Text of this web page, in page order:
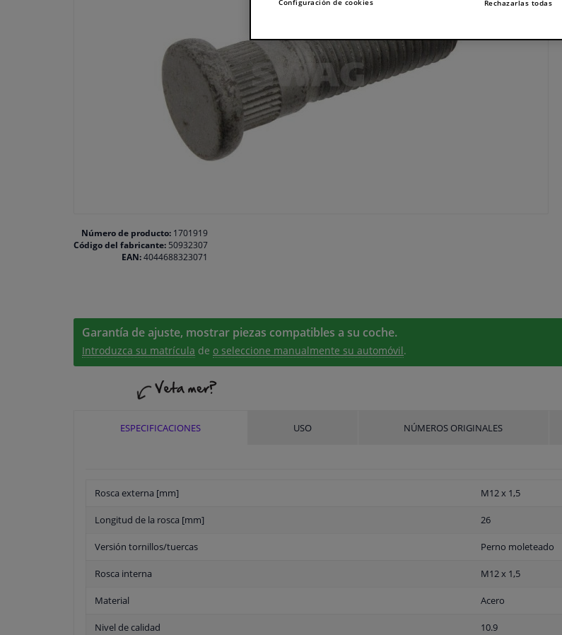
Número de producto: 1701919
Código del fabricante: 50932307
EAN:4044688323071
Garantía de ajuste, mostrar piezas compatibles a su coche.
Introduzca su matrícula de o seleccione manualmente su automóvil.
ESPECIFICACIONES USO NÚMEROS ORIGINALES
Rosca externa [mm] M12 x 1,5
Longitud de la rosca [mm] 26
Versión tornillos/tuercas Perno moleteado
Rosca interna M12 x 1,5
Material Acero
Nivel de calidad 10.9
Configuración de cookies Rechazarlas todas